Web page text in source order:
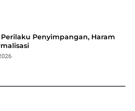
Perilaku Penyimpangan, Haram